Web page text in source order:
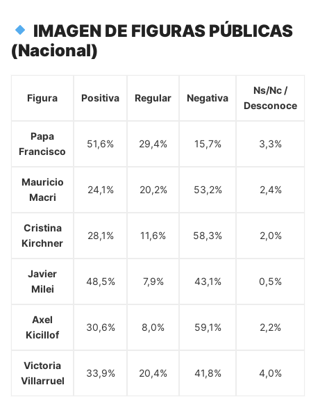
IMAGEN DE FIGURAS PÚBLICAS
(Nacional)
Figura Positiva Regular Negativa
Ns/Nc /
Desconoce
Papa
Francisco
51,6% 29,4% 15,7% 3,3%
Mauricio
Macri
24,1% 20,2% 53,2% 2,4%
Cristina
Kirchner
28,1% 11,6% 58,3% 2,0%
Javier
Milei
48,5% 7,9% 43,1% 0,5%
Axel
Kicillof
30,6% 8,0% 59,1% 2,2%
Victoria
Villarruel
33,9% 20,4% 41,8% 4,0%